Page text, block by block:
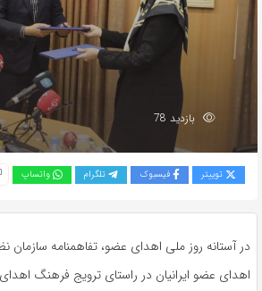
بازدید 78
توییتر فیسبوک تلگرام واتساپ
در آستانه روز ملی اهدای عضو، تفاهمنامه سازمان
اهدای عضو ایرانیان در راستای ترویج فرهنگ